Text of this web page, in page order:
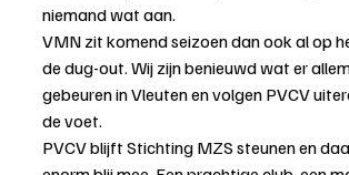
niemand wat aan.
VMN zit komend seizoen dan ook al op
de dug-out. Wij zijn benieuwd wat er
gebeuren in Vleuten en volgen PVCV
de voet.
PVCV blijft Stichting MZS steunen en